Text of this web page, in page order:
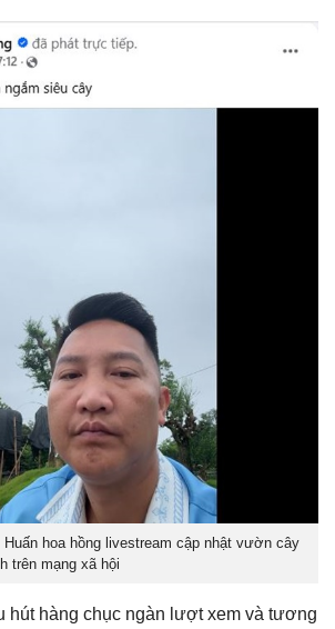
hoa hồng livestream cập nhật vườn cây
trên mạng xã hội
hút hàng chục ngàn lượt xem và tương